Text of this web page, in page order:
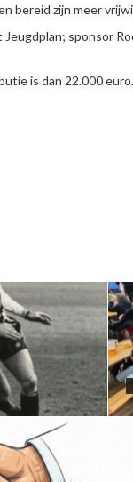
bereid zijn meer
sponsor
is dan 22.000 euro.